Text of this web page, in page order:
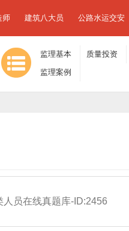
师 建筑八大员 公路水运交安
监理基本
理论与相
关法规
质量投资
监理案例
分析
人员在线真题库-ID:2456